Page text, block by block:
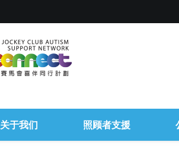
关于我们 照顾者支援